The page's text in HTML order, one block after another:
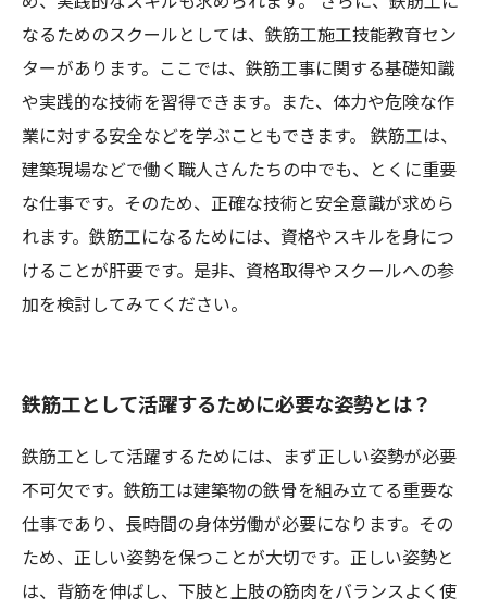
なるためのスクールとしては、鉄筋工施工技能教育セン
ターがあります。ここでは、鉄筋工事に関する基礎知識
や実践的な技術を習得できます。また、体力や危険な作
業に対する安全などを学ぶこともできます。 鉄筋工は、
建築現場などで働く職人さんたちの中でも、とくに重要
な仕事です。そのため、正確な技術と安全意識が求めら
れます。鉄筋工になるためには、資格やスキルを身につ
けることが肝要です。是非、資格取得やスクールへの参
加を検討してみてください。
鉄筋工として活躍するために必要な姿勢とは？
鉄筋工として活躍するためには、まず正しい姿勢が必要
不可欠です。鉄筋工は建築物の鉄骨を組み立てる重要な
仕事であり、長時間の身体労働が必要になります。その
ため、正しい姿勢を保つことが大切です。正しい姿勢と
は、背筋を伸ばし、下肢と上肢の筋肉をバランスよく使